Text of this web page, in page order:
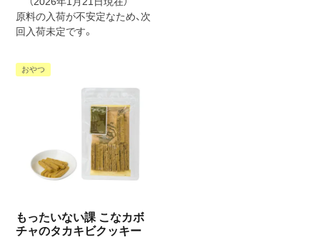
原料の入荷が不安定なため、次
回入荷未定です。
もったいない課 こなカボ
チャのタカキビクッキー
おやつ